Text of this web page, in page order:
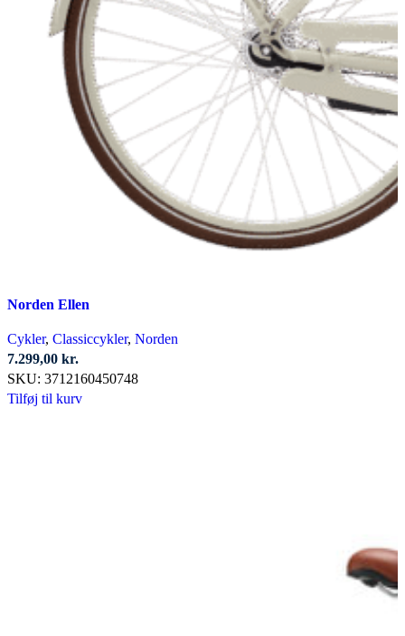
Norden Ellen
Cykler, Classiccykler, Norden
7.299,00 kr.
SKU: 3712160450748
Tilføj til kurv